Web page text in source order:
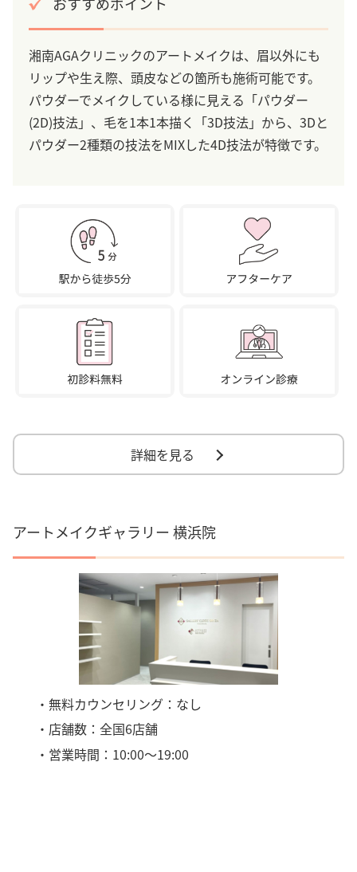
湘南AGAクリニックのアートメイクは、眉以外にも
リップや生え際、頭皮などの箇所も施術可能です。
パウダーでメイクしている様に見える「パウダー
(2D)技法」、毛を1本1本描く「3D技法」から、3Dと
パウダー2種類の技法をMIXした4D技法が特徴です。
詳細を見る
アートメイクギャラリー 横浜院
・無料カウンセリング：なし
・店舗数：全国6店舗
・営業時間：10:00〜19:00